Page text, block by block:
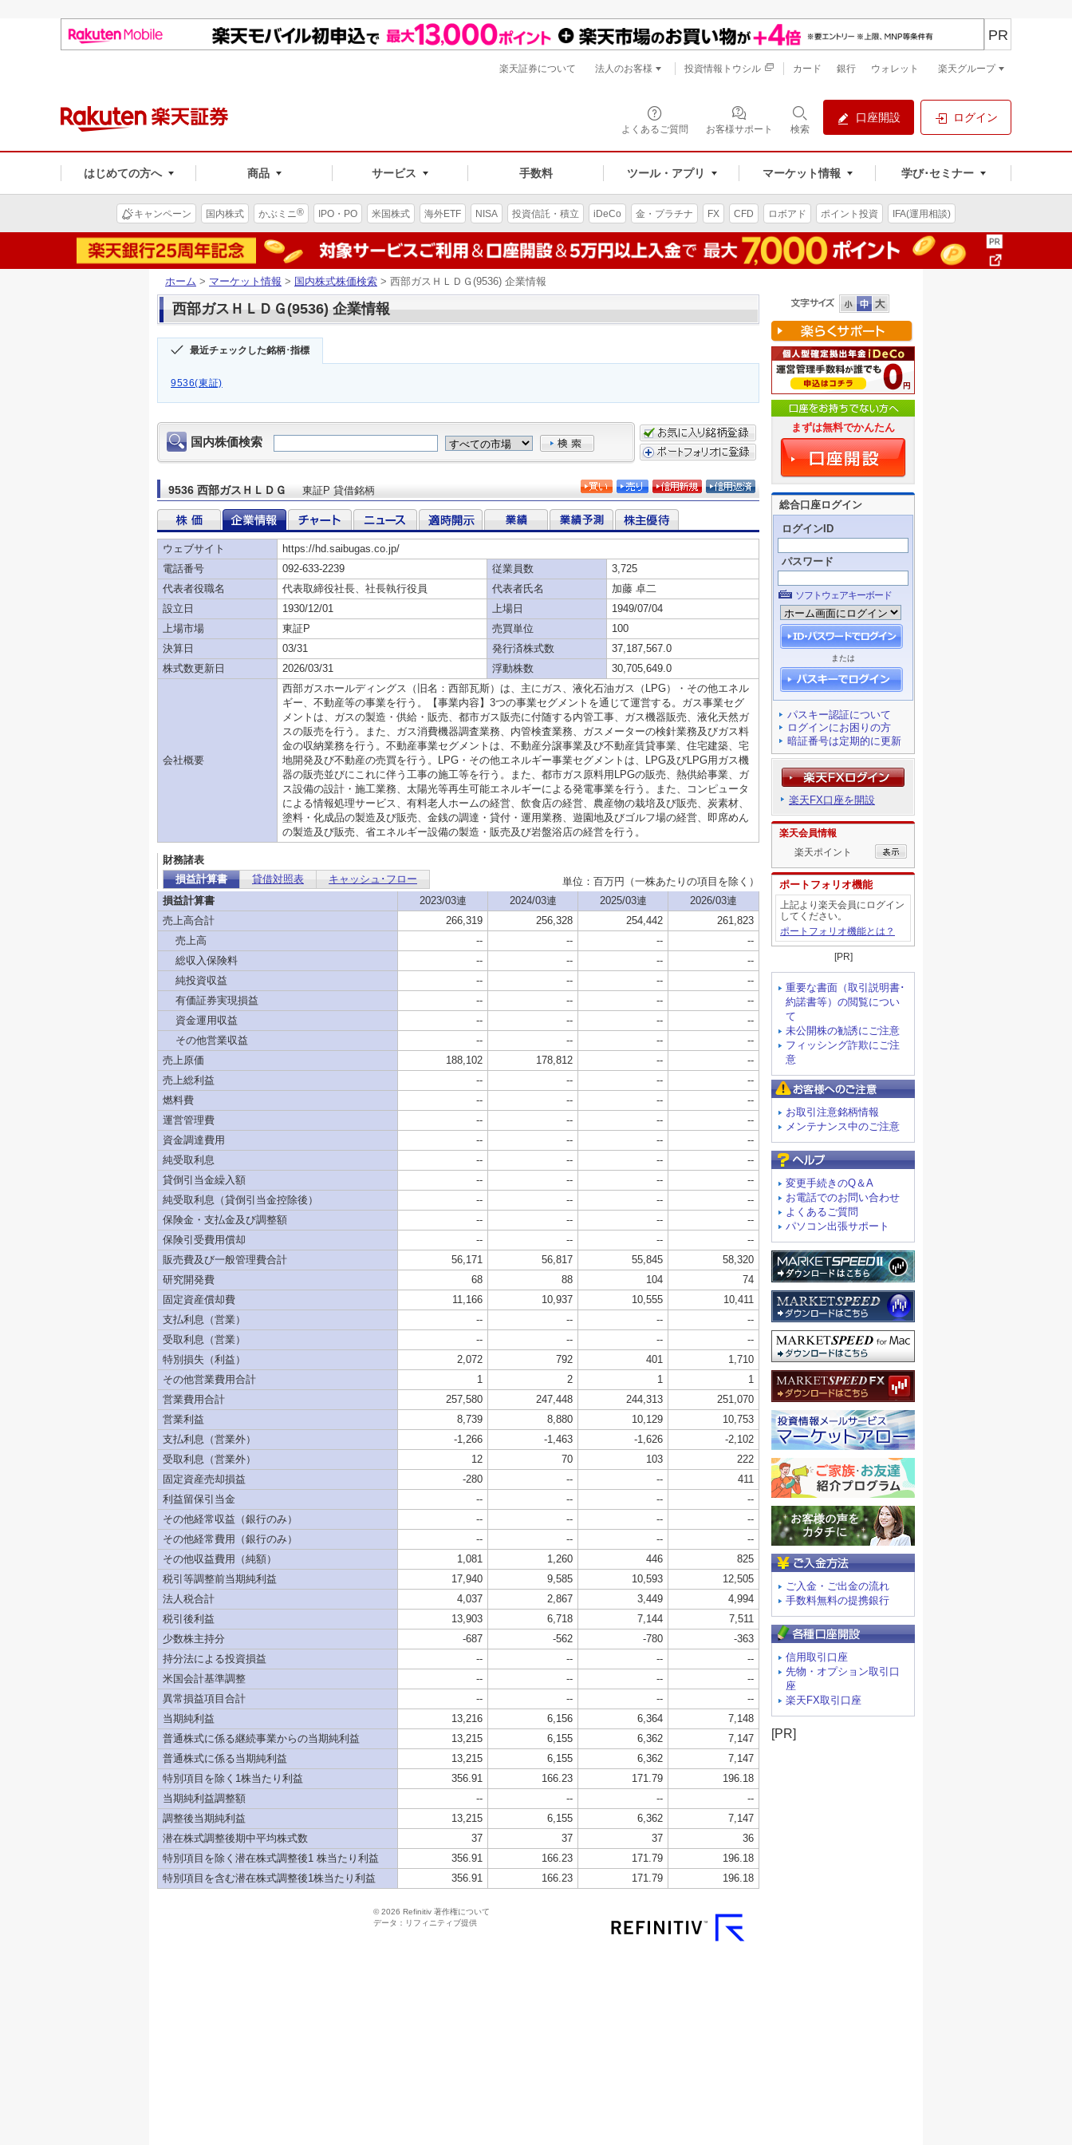
よくあるご質問 お客様サポート 検索
口座開設 ログイン
はじめての方へ 商品 サービス 手数料 ツール・アプリ マーケット情報 学び･セミナー
PR
楽天証券について 法人のお客様 投資情報トウシル カード 銀行 ウォレット 楽天グループ
キャンペーン 国内株式 かぶミニ® IPO・PO 米国株式 海外ETF NISA 投資信託・積立 iDeCo 金・プラチナ FX CFD ロボアド ポイント投資 IFA(運用相談)
ホーム > マーケット情報 > 国内株式株価検索 > 西部ガスＨＬＤＧ(9536) 企業情報
西部ガスＨＬＤＧ(9536) 企業情報
最近チェックした銘柄･指標
9536(東証)
まずは無料でかんたん
総合口座ログイン
ログインID
パスワード
ソフトウェアキーボード
または
パスキー認証について
ログインにお困りの方
暗証番号は定期的に更新
楽天FX口座を開設
楽天会員情報
楽天ポイント
ポートフォリオ機能
上記より楽天会員にログイン
してください。
ポートフォリオ機能とは？
[PR]
重要な書面（取引説明書･
約諾書等）の閲覧につい
て
未公開株の勧誘にご注意
フィッシング詐欺にご注
意
お取引注意銘柄情報
メンテナンス中のご注意
変更手続きのQ＆A
お電話でのお問い合わせ
よくあるご質問
パソコン出張サポート
ご入金・ご出金の流れ
手数料無料の提携銀行
信用取引口座
先物・オプション取引口
座
楽天FX取引口座
[PR]